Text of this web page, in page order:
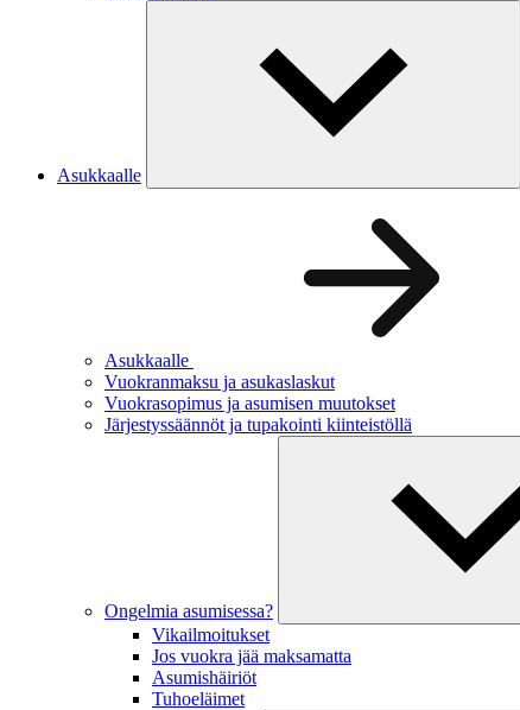
Asukkaalle
Asukkaalle
Vuokranmaksu ja asukaslaskut
Vuokrasopimus ja asumisen muutokset
Järjestyssäännöt ja tupakointi kiinteistöllä
Ongelmia asumisessa?
Vikailmoitukset
Jos vuokra jää maksamatta
Asumishäiriöt
Tuhoeläimet